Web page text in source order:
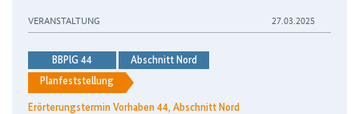
VERANSTALTUNG 27.03.2025
BBPlG 44
Abschnitt Nord
Planfeststellung
Erörterungstermin Vorhaben 44, Abschnitt Nord